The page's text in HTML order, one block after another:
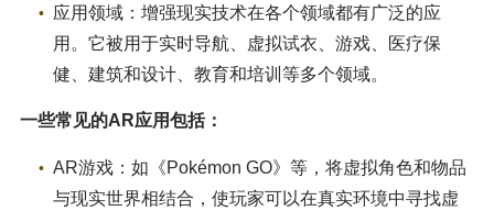
应用领域：增强现实技术在各个领域都有广泛的应
用。它被用于实时导航、虚拟试衣、游戏、医疗保
健、建筑和设计、教育和培训等多个领域。
一些常见的AR应用包括：
AR游戏：如《Pokémon GO》等，将虚拟角色和物品
与现实世界相结合，使玩家可以在真实环境中寻找虚